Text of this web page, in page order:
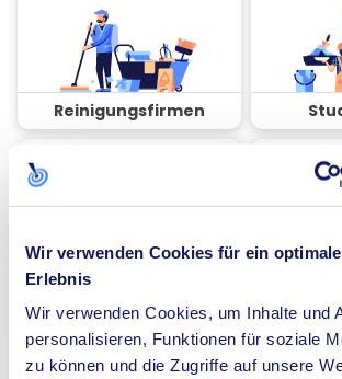
Wir verwenden Cookies für ein
Erlebnis
Wir verwenden Cookies, um Inhalte und
personalisieren, Funktionen für soziale
zu können und die Zugriffe auf unsere
Reinigungsfirmen
Coaches